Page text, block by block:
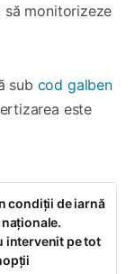
să monitorizeze
sub cod galben
este
condiții de iarnă
intervenit pe tot